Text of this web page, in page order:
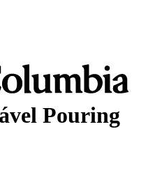
Pouring